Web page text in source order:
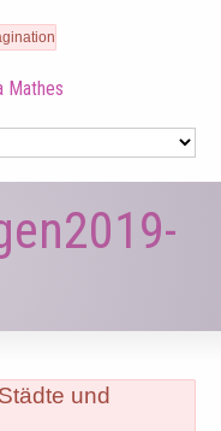
Mathes